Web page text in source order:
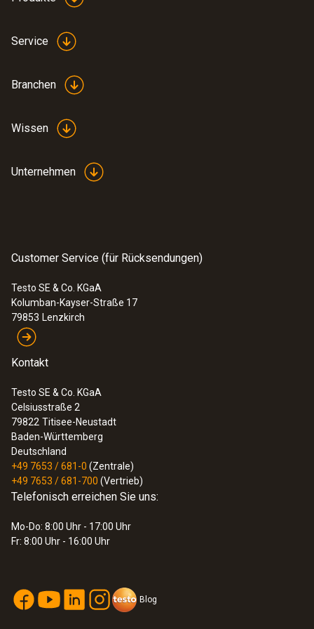
Produktfarbe
schwarz
Service
Branchen
Wissen
Unternehmen
Customer Service (für Rücksendungen)
Testo SE & Co. KGaA
Kolumban-Kayser-Straße 17
79853 Lenzkirch
Kontakt
Testo SE & Co. KGaA
Celsiusstraße 2
79822 Titisee-Neustadt
Baden-Württemberg
Deutschland
+49 7653 / 681-0 (Zentrale)
+49 7653 / 681-700 (Vertrieb)
Telefonisch erreichen Sie uns:
Mo-Do: 8:00 Uhr - 17:00 Uhr
Fr: 8:00 Uhr - 16:00 Uhr
Blog